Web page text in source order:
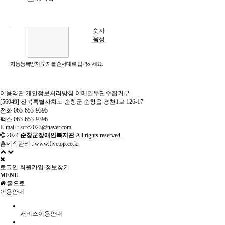
숫자
음성
자동등록방지 숫자를 순서대로 입력하세요.
이용약관 개인정보처리방침 이메일무단수집거부
[56049] 전북특별자치도 순창군 순창읍 경천1로 126-17
전화 063-653-9395
팩스 063-653-9396
E-mail : scrc2023@naver.com
2024 순창군장애인복지관All rights reserved.
홈제작관리 : www.fivetop.co.kr
로그인 회원가입 정보찾기
MENU
홈으로
이용안내
서비스이용안내